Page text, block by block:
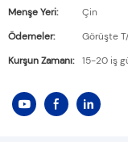
Menşe Yeri:
Çin
Ödemeler:
Görüşte
Kurşun Zamanı:
15-20 iş